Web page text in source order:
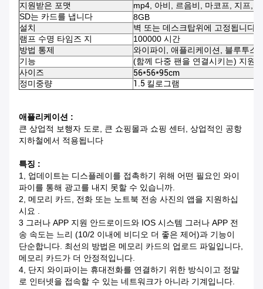
지원받은 포맷
mp4, 아비, 르음비, 마코프, 지프,
SD는 카드를 냅니다
8GB
설치
벽 또는 데스크탑위에 고정됩니다
램프 수명 타임즈 지
100000 시간
방법 통제
와이파이, 애플리케이션, 블루투스,
기능
(함께 다중 팬을 연결시키는) 지원
사이즈
56*56*95cm
정미중량
1.5 킬로그램
애플리케이션 :
큰 상업적 보행자 도로, 큰 쇼핑몰과 쇼핑 센터, 상업적인 공항
지하철에서 적용됩니다
특징 :
1, 업데이트는 디스플레이를 접촉하기 위해 어떤 필요인 와이
파이를 통해 광고를 내지 못할 수 있습니까.
2, 메모리 카드, 전화 또는 노트북 전송 사진의 앱을 지원하십
시요 .
3 그러나 APP 지원 안드로이드와 IOS 시스템 그러나 APP 전
송 속도는 느리 (10/2 이내에 비디오 더 좋은 제어)과 기능이
단순합니다. 최선의 방법은 메모리 카드의 업로드 파일입니다,
메모리 카드가 더 안정적입니다.
4, 단지 와이파이는 휴대전화를 연결하기 위한 방식이고 정말
로 인터넷을 접속할 수 있는 네트워크가 아니라 기계입니다.